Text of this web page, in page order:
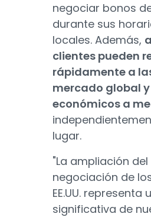
negociar bonos
durante sus
locales. Además,
clientes pueden
rápidamente a
mercado global
económicos a
lugar.
"La ampliación
negociación de
EE.UU. representa
significativa de